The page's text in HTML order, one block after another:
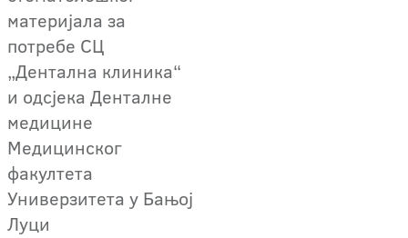
материјала за
потребе СЦ
„Дентална клиника“
и одсјека Денталне
медицине
Медицинског
факултета
Универзитета у Бањој
Луци